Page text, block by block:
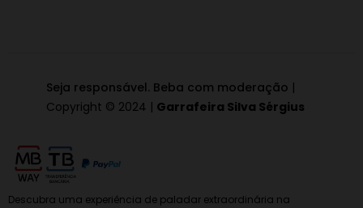
Seja responsável. Beba com moderação |
Copyright © 2024 | Garrafeira Silva Sérgius
Descubra uma experiência de paladar extraordinária na